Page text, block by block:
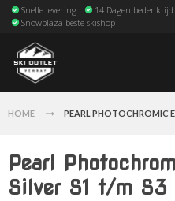
Snelle levering 14 Dagen bedenktijd
Snowplaza beste skishop
HOME PEARL PHOTOCHROMIC
Pearl
Silver S1 t/m S3